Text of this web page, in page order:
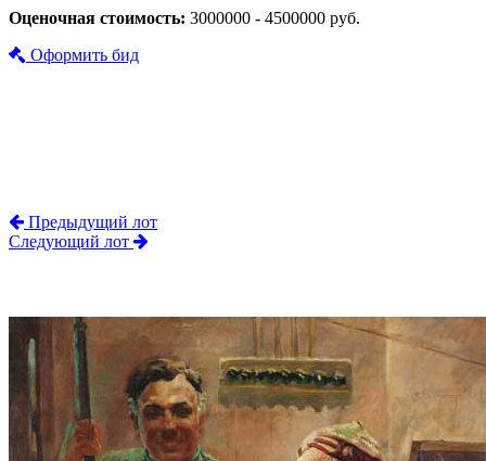
Оценочная стоимость: 3000000 - 4500000 руб.
Оформить бид
Предыдущий лот
Следующий лот